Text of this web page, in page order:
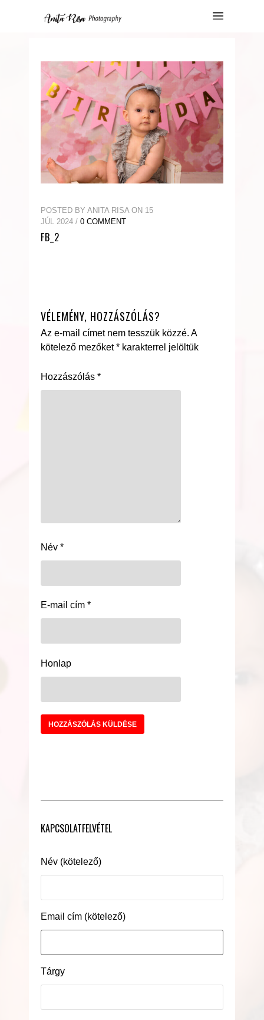
POSTED BY ANITA RISA ON 15
JÚL 2024 / 0 COMMENT
FB_2
VÉLEMÉNY, HOZZÁSZÓLÁS?
Az e-mail címet nem tesszük közzé. A
kötelező mezőket* karakterrel jelöltük
Hozzászólás *
Név *
E-mail cím *
Honlap
KAPCSOLATFELVÉTEL
Név (kötelező)
Email cím (kötelező)
Tárgy